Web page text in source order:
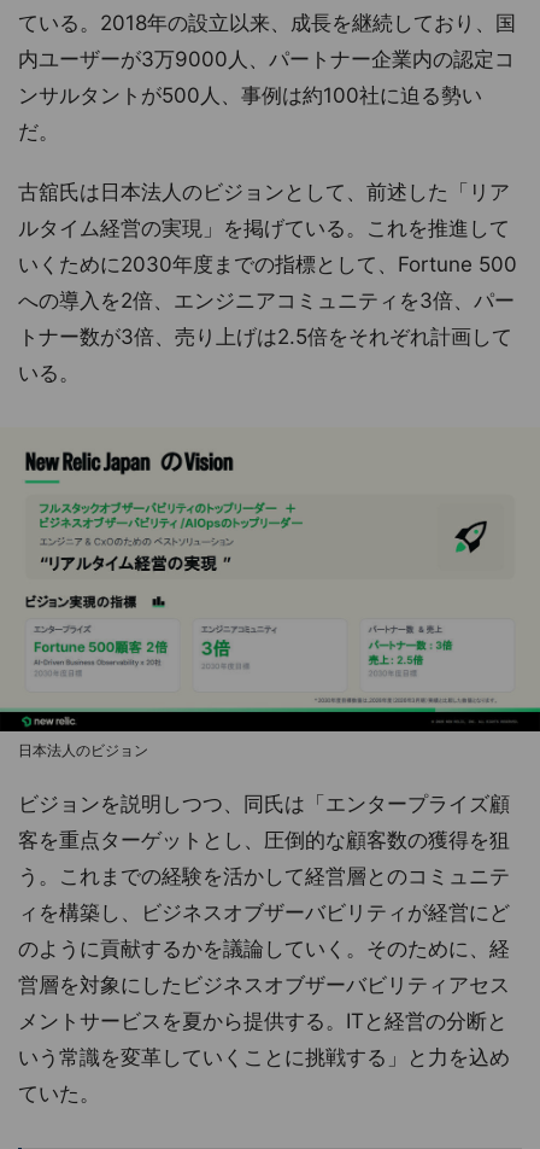
ている。2018年の設立以来、成長を継続しており、国
内ユーザーが3万9000人、パートナー企業内の認定コ
ンサルタントが500人、事例は約100社に迫る勢い
だ。
古舘氏は日本法人のビジョンとして、前述した「リア
ルタイム経営の実現」を掲げている。これを推進して
いくために2030年度までの指標として、Fortune 500
への導入を2倍、エンジニアコミュニティを3倍、パー
トナー数が3倍、売り上げは2.5倍をそれぞれ計画して
いる。
日本法人のビジョン
ビジョンを説明しつつ、同氏は「エンタープライズ顧
客を重点ターゲットとし、圧倒的な顧客数の獲得を狙
う。これまでの経験を活かして経営層とのコミュニテ
ィを構築し、ビジネスオブザーバビリティが経営にど
のように貢献するかを議論していく。そのために、経
営層を対象にしたビジネスオブザーバビリティアセス
メントサービスを夏から提供する。ITと経営の分断と
いう常識を変革していくことに挑戦する」と力を込め
ていた。